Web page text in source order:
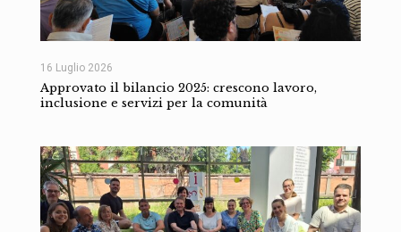
16 Luglio 2026
Approvato il bilancio 2025: crescono lavoro,
inclusione e servizi per la comunità